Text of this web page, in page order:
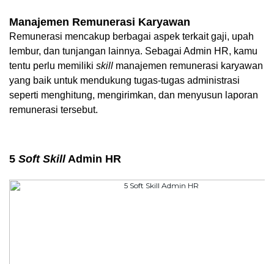
Manajemen Remunerasi Karyawan
Remunerasi mencakup berbagai aspek terkait gaji, upah
lembur, dan tunjangan lainnya. Sebagai Admin HR, kamu
tentu perlu memiliki skill manajemen remunerasi karyawan
yang baik untuk mendukung tugas-tugas administrasi
seperti menghitung, mengirimkan, dan menyusun laporan
remunerasi tersebut.
5 Soft Skill Admin HR